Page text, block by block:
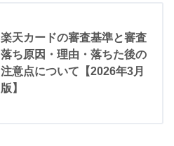
楽天カードの審査基準と審査
落ち原因・理由・落ちた後の
注意点について【2026年3月
版】